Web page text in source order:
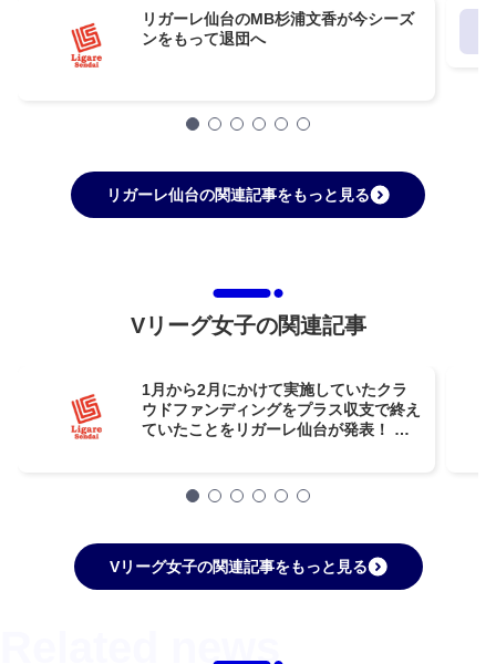
リガーレ仙台のMB杉浦文香が今シーズ
ンをもって退団へ
リガーレ仙台の関連記事をもっと見る
Vリーグ女子の関連記事
1月から2月にかけて実施していたクラ
ウドファンディングをプラス収支で終え
ていたことをリガーレ仙台が発表！ プ
Vリーグ女子の関連記事をもっと見る